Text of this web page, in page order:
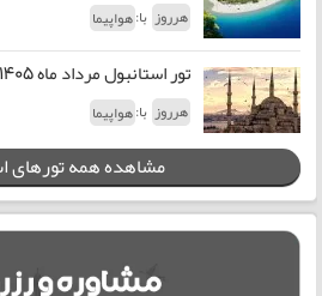
هرروز با:هواپیما
تور استانبول مرداد ماه 1405
هرروز با:هواپیما
مشاهده همه تورهای